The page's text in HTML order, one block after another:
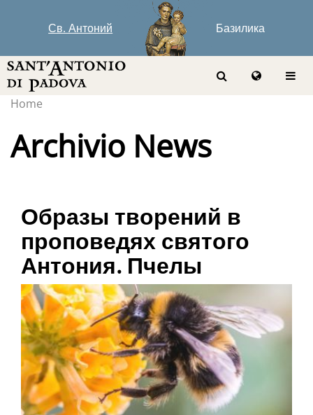
Св. Антоний Базилика
Home
Archivio News
Образы творений в
проповедях святого
Антония. Пчелы